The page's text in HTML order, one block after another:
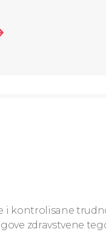
i kontrolisane
zdravstvene